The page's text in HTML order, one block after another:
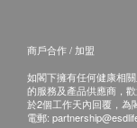
商戶合作 / 加盟
如閣下擁有任何健康相
的服務及產品供應商，
於2個工作天內回覆，為
電郵: